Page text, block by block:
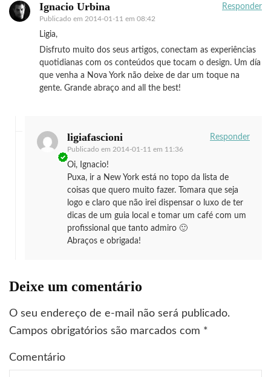
Ignacio Urbina
Publicado em 2014-01-11 em 08:42
Responder
Ligia,
Disfruto muito dos seus artigos, conectam as experiências
quotidianas com os conteúdos que tocam o design. Um día
que venha a Nova York não deixe de dar um toque na
gente. Grande abraço and all the best!
ligiafascioni
Publicado em 2014-01-11 em 11:36
Responder
Oi, Ignacio!
Puxa, ir a New York está no topo da lista de
coisas que quero muito fazer. Tomara que seja
logo e claro que não irei dispensar o luxo de ter
dicas de um guia local e tomar um café com um
profissional que tanto admiro 🙂
Abraços e obrigada!
Deixe um comentário
O seu endereço de e-mail não será publicado.
Campos obrigatórios são marcados com *
Comentário